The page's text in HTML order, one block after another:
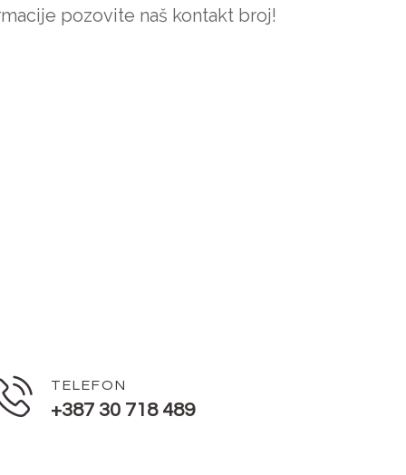
pozovite naš kontakt broj!
TELEFON
+387 30 718 489